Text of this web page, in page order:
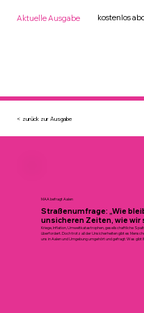
kostenlos
Aktuelle Ausgabe
< zurück zur Ausgabe
MAA befragt Aalen
Straßenumfrage: „Wie
unsicheren Zeiten, wie wir
Kriege, Inflation, Umweltkatastrophen, gesellschaftliche
überfordert. Doch trotz all der Unsicherheiten gibt es
uns in Aalen und Umgebung umgehört und gefragt: Was